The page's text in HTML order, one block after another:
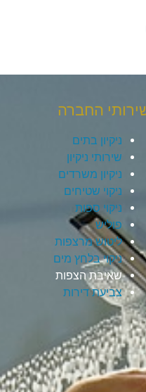
החברה
ניקיון בתים
שירותי ניקיון
ניקיון משרדים
ניקוי שטיחים
ניקוי ספות
פוליש
ליטוש מרצפות
ניקוי בלחץ מים
שאיבת הצפות
צביעת דירות